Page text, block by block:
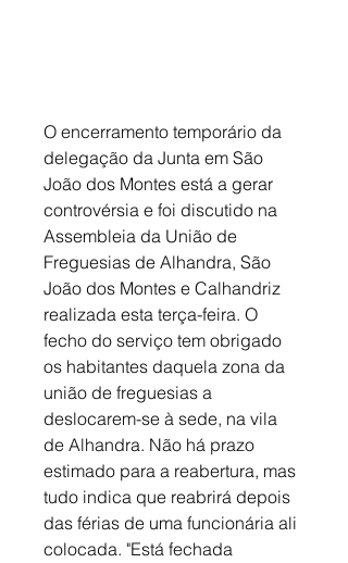
O encerramento temporário da
delegação da Junta em São
João dos Montes está a gerar
controvérsia e foi discutido na
Assembleia da União de
Freguesias de Alhandra, São
João dos Montes e Calhandriz
realizada esta terça-feira. O
fecho do serviço tem obrigado
os habitantes daquela zona da
união de freguesias a
deslocarem-se à sede, na vila
de Alhandra. Não há prazo
estimado para a reabertura, mas
tudo indica que reabrirá depois
das férias de uma funcionária ali
colocada. "Está fechada